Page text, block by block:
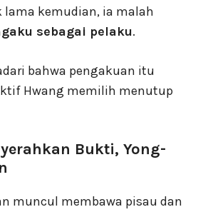
lama kemudian, ia malah
sebagai pelaku.
bahwa pengakuan itu
Hwang memilih menutup
Bukti, Yong-
muncul membawa pisau dan